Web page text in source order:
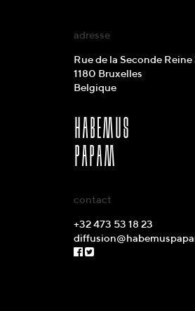
adresse
Rue de la Seconde Reine
1180 Bruxelles
Belgique
habemus
papam
contact
+32 473 53 18 23